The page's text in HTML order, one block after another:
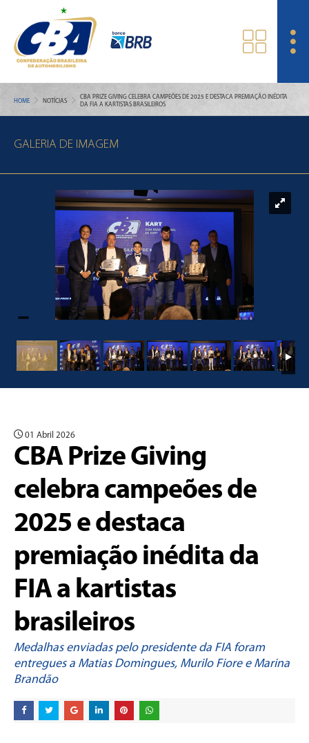
HOME NOTÍCIAS
CBA PRIZE GIVING CELEBRA CAMPEÕES DE 2025 E DESTACA PREMIAÇÃO INÉDITA
DA FIA A KARTISTAS BRASILEIROS
GALERIA DE IMAGEM
01 Abril 2026
CBA Prize Giving
celebra campeões de
2025 e destaca
premiação inédita da
FIA a kartistas
brasileiros
Medalhas enviadas pelo presidente da FIA foram
entregues a Matias Domingues, Murilo Fiore e Marina
Brandão